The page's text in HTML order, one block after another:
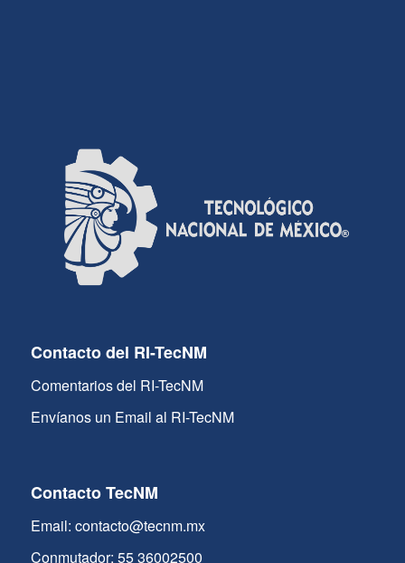
Contacto del RI-TecNM
Comentarios del RI-TecNM
Envíanos un Email al RI-TecNM
Contacto TecNM
Email: contacto@tecnm.mx
Conmutador: 55 36002500